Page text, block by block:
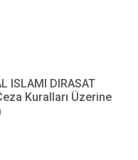
ISLAMI DIRASAT
Kuralları Üzerine